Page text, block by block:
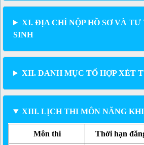
XI. ĐỊA CHỈ NỘP HỒ SƠ VÀ
SINH
XII. DANH MỤC TỔ HỢP XÉT
XIII. LỊCH THI MÔN NĂNG
Môn thi Thời hạn